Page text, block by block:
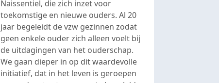
Naissentiel, die zich inzet voor
toekomstige en nieuwe ouders. Al 20
jaar begeleidt de vzw gezinnen zodat
geen enkele ouder zich alleen voelt bij
de uitdagingen van het ouderschap.
We gaan dieper in op dit waardevolle
initiatief, dat in het leven is geroepen